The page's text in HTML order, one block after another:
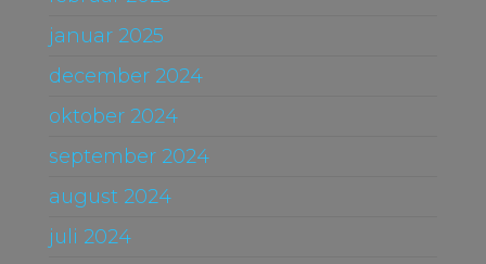
januar 2025
december 2024
oktober 2024
september 2024
august 2024
juli 2024